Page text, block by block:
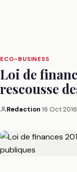
ECO-BUSINESS
Loi de
rescousse
Redaction·16 Oct 2016